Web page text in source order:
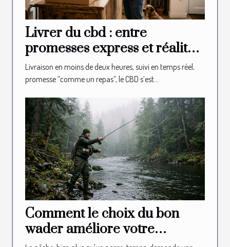
Livrer du cbd : entre
promesses express et réalité
logistique en boutique
Livraison en moins de deux heures, suivi en temps réel,
promesse “comme un repas”, le CBD s’est...
Comment le choix du bon
wader améliore votre